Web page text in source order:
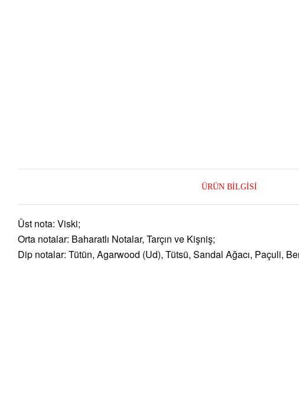
ÜRÜN BILGISI
Üst nota: Viski;
Orta notalar: Baharatlı Notalar, Tarçın ve Kişniş;
Dip notalar: Tütün, Agarwood (Ud), Tütsü, Sandal Ağacı, Paçuli,